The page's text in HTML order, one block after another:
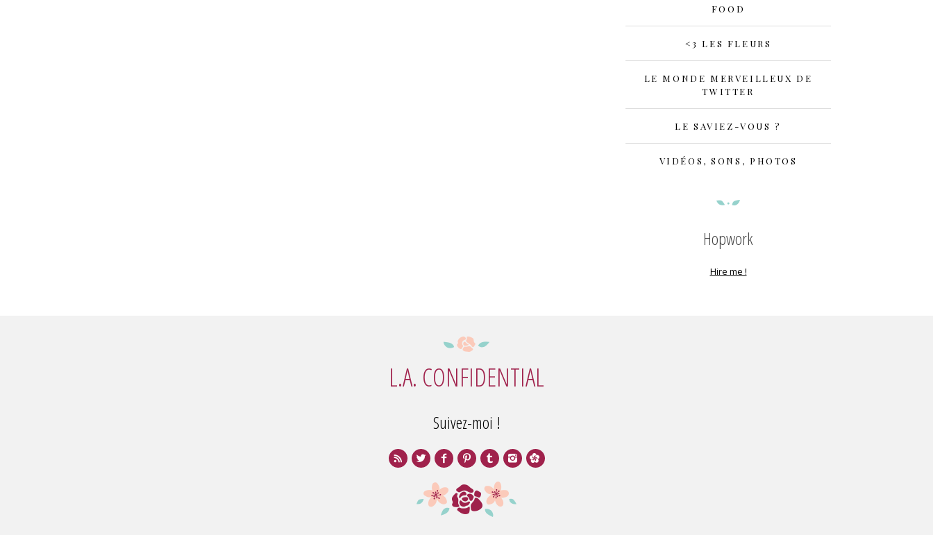
FOOD
<3 LES FLEURS
LE MONDE MERVEILLEUX DE
TWITTER
LE SAVIEZ-VOUS ?
VIDÉOS, SONS, PHOTOS
Hopwork
Hire me !
L.A. CONFIDENTIAL
Suivez-moi !